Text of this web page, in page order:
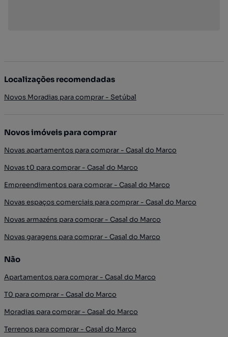
Localizações recomendadas
Novos Moradias para comprar - Setúbal
Novos imóveis para comprar
Novas apartamentos para comprar - Casal do Marco
Novas t0 para comprar - Casal do Marco
Empreendimentos para comprar - Casal do Marco
Novas espaços comerciais para comprar - Casal do Marco
Novas armazéns para comprar - Casal do Marco
Novas garagens para comprar - Casal do Marco
Não
Apartamentos para comprar - Casal do Marco
T0 para comprar - Casal do Marco
Moradias para comprar - Casal do Marco
Terrenos para comprar - Casal do Marco